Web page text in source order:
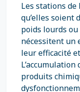
Les stations
qu’elles soient
poids lourds
nécessitent
leur efficacité
produits